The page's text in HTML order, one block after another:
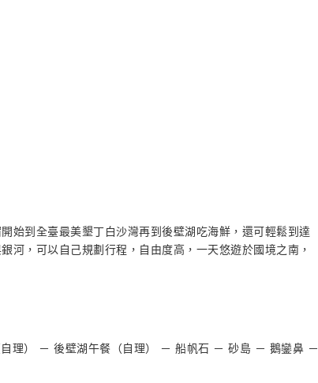
始到全臺最美墾丁白沙灣再到後壁湖吃海鮮，還可輕鬆到達
河，可以自己規劃行程，自由度高，一天悠遊於國境之南，
理） － 後壁湖午餐（自理） － 船帆石 － 砂島 － 鵝鑾鼻 －